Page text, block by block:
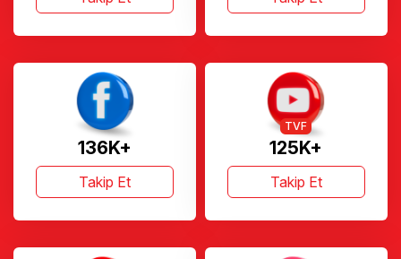
136K+
Takip Et
125K+
TVF
Takip Et